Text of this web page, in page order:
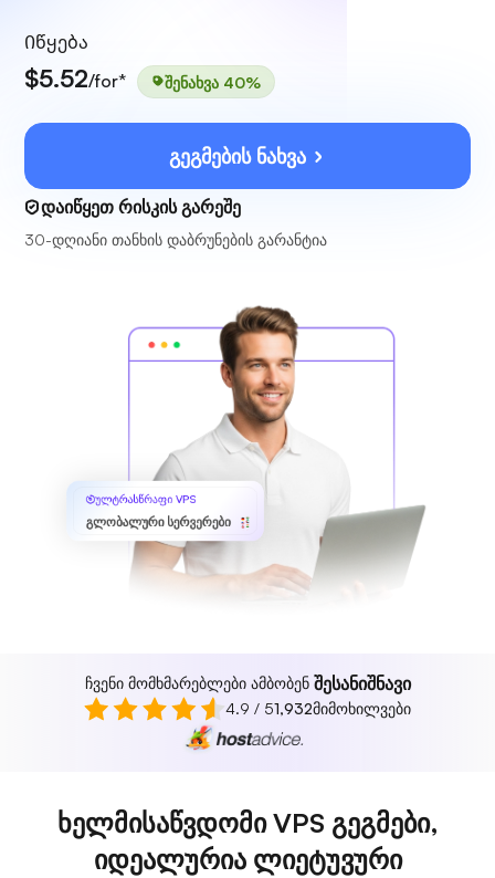
Იწყება
$5.52/for* შენახვა 40%
გეგმების ნახვა
დაიწყეთ რისკის გარეშე
30-დღიანი თანხის დაბრუნების გარანტია
ულტრასწრაფი VPS
გლობალური სერვერები
ჩვენი მომხმარებლები ამბობენ შესანიშნავი
4.9 / 51,932მიმოხილვები
ხელმისაწვდომი VPS გეგმები,
იდეალურია ლიეტუვური